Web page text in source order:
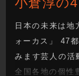
小倉淳の
日本の未来は
ォーカス」 47
みます芸人の活
全国各地の個性